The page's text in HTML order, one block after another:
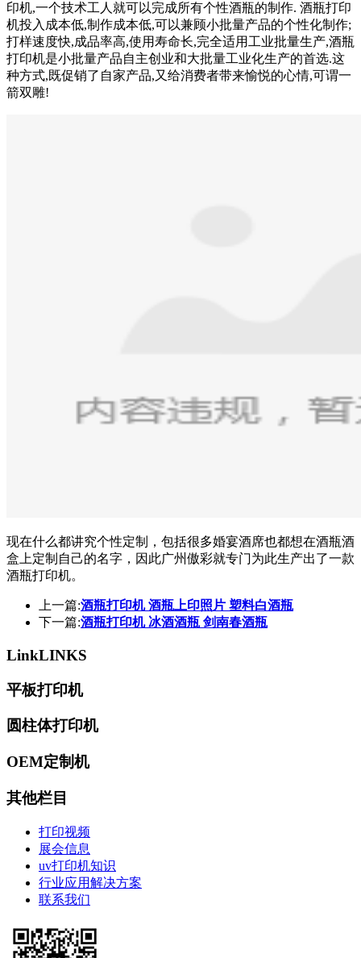
印机,一个技术工人就可以完成所有个性酒瓶的制作. 酒瓶打印
机投入成本低,制作成本低,可以兼顾小批量产品的个性化制作;
打样速度快,成品率高,使用寿命长,完全适用工业批量生产,酒瓶
打印机是小批量产品自主创业和大批量工业化生产的首选.这
种方式,既促销了自家产品,又给消费者带来愉悦的心情,可谓一
箭双雕!
现在什么都讲究个性定制，包括很多婚宴酒席也都想在酒瓶酒
盒上定制自己的名字，因此广州傲彩就专门为此生产出了一款
酒瓶打印机。
上一篇:酒瓶打印机 酒瓶上印照片 塑料白酒瓶
下一篇:酒瓶打印机 冰酒酒瓶 剑南春酒瓶
LinkLINKS
平板打印机
圆柱体打印机
OEM定制机
其他栏目
打印视频
展会信息
uv打印机知识
行业应用解决方案
联系我们